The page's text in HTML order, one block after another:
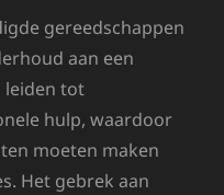
gereedschappen
aan een
leiden tot
hulp, waardoor
moeten maken
Het gebrek aan